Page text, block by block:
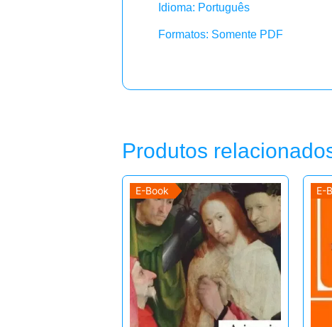
Idioma: Português
Formatos: Somente PDF
Produtos
E-Book E-